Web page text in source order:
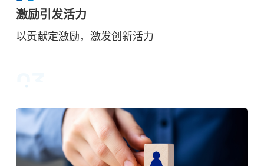
激励引发活力
以贡献定激励，激发创新活力
03